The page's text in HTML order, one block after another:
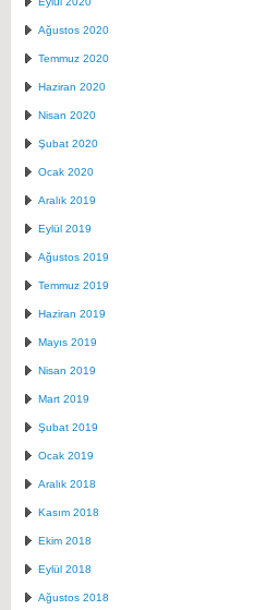
Ağustos 2020
Temmuz 2020
Haziran 2020
Nisan 2020
Şubat 2020
Ocak 2020
Aralık 2019
Eylül 2019
Ağustos 2019
Temmuz 2019
Haziran 2019
Mayıs 2019
Nisan 2019
Mart 2019
Şubat 2019
Ocak 2019
Aralık 2018
Kasım 2018
Ekim 2018
Eylül 2018
Ağustos 2018